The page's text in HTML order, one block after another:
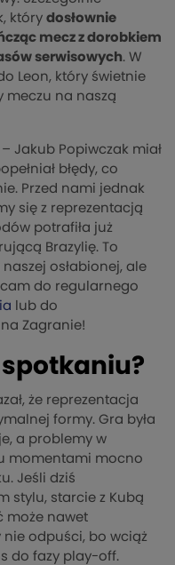
który dosłownie
mecz z dorobkiem
serwisowych. W
Leon, który świetnie
meczu na naszą
Jakub Popiwczak miał
błędy, co
Przed nami jednak
się z reprezentacją
potrafiła już
Brazylię. To
osłabionej, ale
do regularnego
lub do
na Zagranie!
że reprezentacja
formy. Gra była
a problemy w
momentami mocno
Jeśli dziś
stylu, starcie z Kubą
może nawet
nie odpuści, bo wciąż
do fazy play-off.